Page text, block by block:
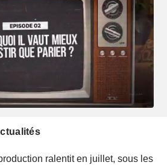
ralentit en juillet, sous les